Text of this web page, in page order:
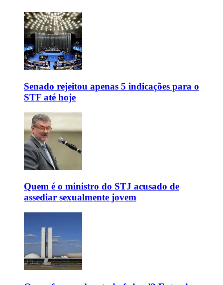
Senado rejeitou apenas 5 indicações para o
STF até hoje
Quem é o ministro do STJ acusado de
assediar sexualmente jovem